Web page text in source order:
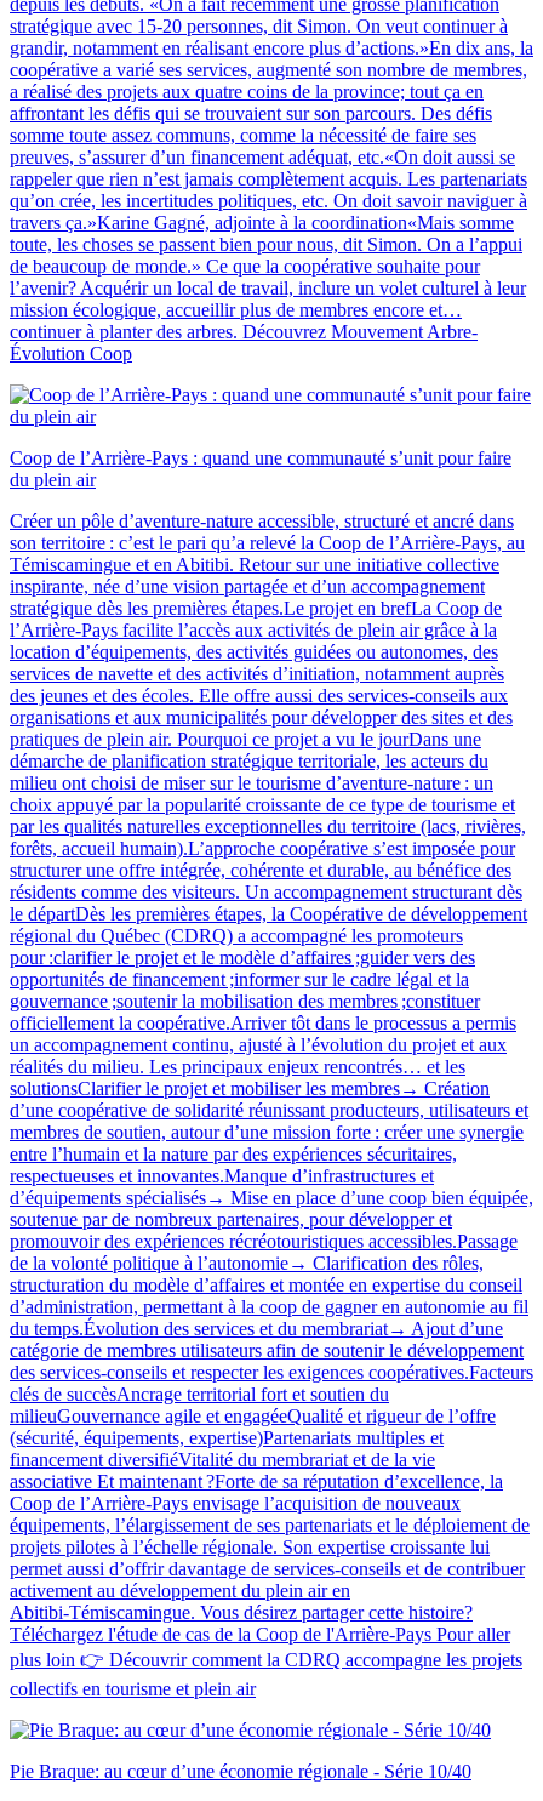
depuis les débuts. «On a fait récemment une grosse planification
stratégique avec 15-20 personnes, dit Simon. On veut continuer à
grandir, notamment en réalisant encore plus d’actions.»En dix ans, la
coopérative a varié ses services, augmenté son nombre de membres,
a réalisé des projets aux quatre coins de la province; tout ça en
affrontant les défis qui se trouvaient sur son parcours. Des défis
somme toute assez communs, comme la nécessité de faire ses
preuves, s’assurer d’un financement adéquat, etc.«On doit aussi se
rappeler que rien n’est jamais complètement acquis. Les partenariats
qu’on crée, les incertitudes politiques, etc. On doit savoir naviguer à
travers ça.»Karine Gagné, adjointe à la coordination«Mais somme
toute, les choses se passent bien pour nous, dit Simon. On a l’appui
de beaucoup de monde.» Ce que la coopérative souhaite pour
l’avenir? Acquérir un local de travail, inclure un volet culturel à leur
mission écologique, accueillir plus de membres encore et…
continuer à planter des arbres. Découvrez Mouvement Arbre-
Évolution Coop
Coop de l’Arrière-Pays : quand une communauté s’unit pour faire
du plein air
Créer un pôle d’aventure-nature accessible, structuré et ancré dans
son territoire : c’est le pari qu’a relevé la Coop de l’Arrière-Pays, au
Témiscamingue et en Abitibi. Retour sur une initiative collective
inspirante, née d’une vision partagée et d’un accompagnement
stratégique dès les premières étapes.Le projet en brefLa Coop de
l’Arrière-Pays facilite l’accès aux activités de plein air grâce à la
location d’équipements, des activités guidées ou autonomes, des
services de navette et des activités d’initiation, notamment auprès
des jeunes et des écoles. Elle offre aussi des services‑conseils aux
organisations et aux municipalités pour développer des sites et des
pratiques de plein air. Pourquoi ce projet a vu le jourDans une
démarche de planification stratégique territoriale, les acteurs du
milieu ont choisi de miser sur le tourisme d’aventure‑nature : un
choix appuyé par la popularité croissante de ce type de tourisme et
par les qualités naturelles exceptionnelles du territoire (lacs, rivières,
forêts, accueil humain).L’approche coopérative s’est imposée pour
structurer une offre intégrée, cohérente et durable, au bénéfice des
résidents comme des visiteurs. Un accompagnement structurant dès
le départDès les premières étapes, la Coopérative de développement
régional du Québec (CDRQ) a accompagné les promoteurs
pour :clarifier le projet et le modèle d’affaires ;guider vers des
opportunités de financement ;informer sur le cadre légal et la
gouvernance ;soutenir la mobilisation des membres ;constituer
officiellement la coopérative.Arriver tôt dans le processus a permis
un accompagnement continu, ajusté à l’évolution du projet et aux
réalités du milieu. Les principaux enjeux rencontrés… et les
solutionsClarifier le projet et mobiliser les membres→ Création
d’une coopérative de solidarité réunissant producteurs, utilisateurs et
membres de soutien, autour d’une mission forte : créer une synergie
entre l’humain et la nature par des expériences sécuritaires,
respectueuses et innovantes.Manque d’infrastructures et
d’équipements spécialisés→ Mise en place d’une coop bien équipée,
soutenue par de nombreux partenaires, pour développer et
promouvoir des expériences récréotouristiques accessibles.Passage
de la volonté politique à l’autonomie→ Clarification des rôles,
structuration du modèle d’affaires et montée en expertise du conseil
d’administration, permettant à la coop de gagner en autonomie au fil
du temps.Évolution des services et du membrariat→ Ajout d’une
catégorie de membres utilisateurs afin de soutenir le développement
des services‑conseils et respecter les exigences coopératives.Facteurs
clés de succèsAncrage territorial fort et soutien du
milieuGouvernance agile et engagéeQualité et rigueur de l’offre
(sécurité, équipements, expertise)Partenariats multiples et
financement diversifiéVitalité du membrariat et de la vie
associative Et maintenant ?Forte de sa réputation d’excellence, la
Coop de l’Arrière-Pays envisage l’acquisition de nouveaux
équipements, l’élargissement de ses partenariats et le déploiement de
projets pilotes à l’échelle régionale. Son expertise croissante lui
permet aussi d’offrir davantage de services‑conseils et de contribuer
activement au développement du plein air en
Abitibi‑Témiscamingue. Vous désirez partager cette histoire?
Téléchargez l'étude de cas de la Coop de l'Arrière-Pays Pour aller
plus loin 👉 Découvrir comment la CDRQ accompagne les projets
collectifs en tourisme et plein air
Pie Braque: au cœur d’une économie régionale - Série 10/40